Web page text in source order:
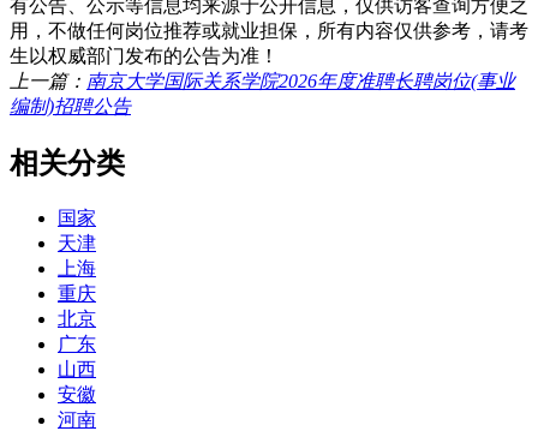
有公告、公示等信息均来源于公开信息，仅供访客查询方便之
用，不做任何岗位推荐或就业担保，所有内容仅供参考，请考
生以权威部门发布的公告为准！
上一篇： 南京大学国际关系学院2026年度准聘长聘岗位(事业
编制)招聘公告
相关分类
国家
天津
上海
重庆
北京
广东
山西
安徽
河南